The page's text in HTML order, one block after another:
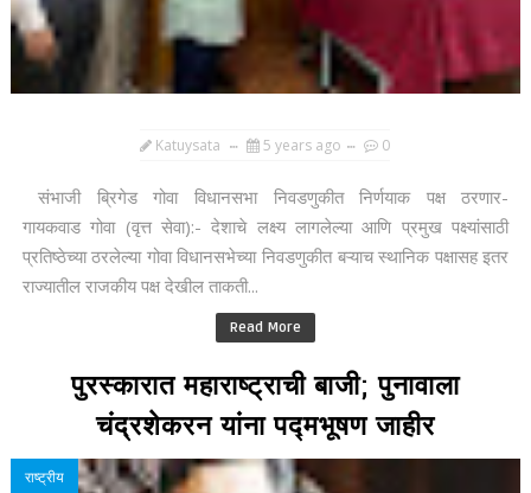
Katuysata 5 years ago 0
संभाजी ब्रिगेड गोवा विधानसभा निवडणुकीत निर्णयाक पक्ष ठरणार-
गायकवाड गोवा (वृत्त सेवा):- देशाचे लक्ष्य लागलेल्या आणि प्रमुख पक्ष्यांसाठी
प्रतिष्ठेच्या ठरलेल्या गोवा विधानसभेच्या निवडणुकीत बऱ्याच स्थानिक पक्षासह इतर
राज्यातील राजकीय पक्ष देखील ताकती...
Read More
पुरस्कारात महाराष्ट्राची बाजी; पुनावाला
चंद्रशेकरन यांना पद्मभूषण जाहीर
राष्ट्रीय